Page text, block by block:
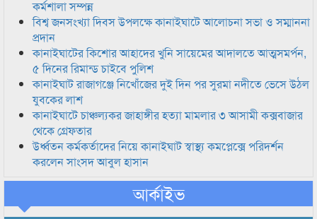
কর্মশালা সম্পন্ন
বিশ্ব জনসংখ্যা দিবস উপলক্ষে কানাইঘাটে আলোচনা সভা ও সম্মাননা
প্রদান
কানাইঘাটের কিশোর আহাদের খুনি সায়েমের আদালতে আত্মসমর্পন,
৫ দিনের রিমান্ড চাইবে পুলিশ
কানাইঘাট রাজাগঞ্জে নিখোঁজের দুই দিন পর সুরমা নদীতে ভেসে উঠল
যুবকের লাশ
কানাইঘাটে চাঞ্চল্যকর জাহাঙ্গীর হত্যা মামলার ৩ আসামী কক্সবাজার
থেকে গ্রেফতার
উর্ধ্বতন কর্মকর্তাদের নিয়ে কানাইঘাট স্বাস্থ্য কমপ্লেক্সে পরিদর্শন
করলেন সাংসদ আবুল হাসান
আর্কাইভ